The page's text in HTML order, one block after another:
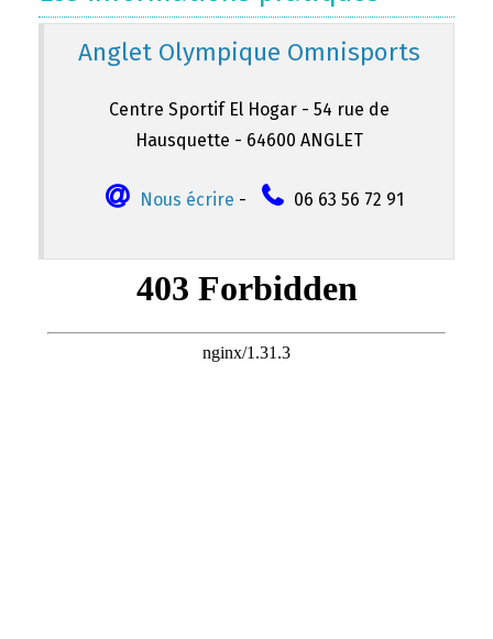
Anglet Olympique Omnisports
Centre Sportif El Hogar - 54 rue de
Hausquette - 64600 ANGLET
Nous écrire - 06 63 56 72 91